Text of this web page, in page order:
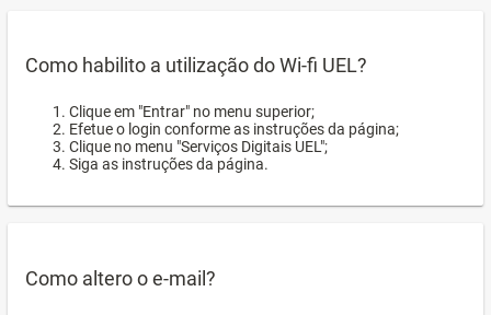
Como habilito a utilização do Wi-fi UEL?
Clique em "Entrar" no menu superior;
Efetue o login conforme as instruções da página;
Clique no menu "Serviços Digitais UEL";
Siga as instruções da página.
Como altero o e-mail?